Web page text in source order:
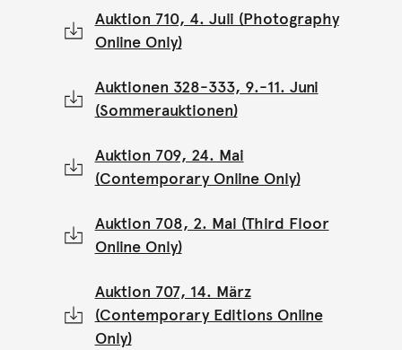
Auktion 710, 4. Juli (Photography
Online Only)
Auktionen 328-333, 9.-11. Juni
(Sommerauktionen)
Auktion 709, 24. Mai
(Contemporary Online Only)
Auktion 708, 2. Mai (Third Floor
Online Only)
Auktion 707, 14. März
(Contemporary Editions Online
Only)